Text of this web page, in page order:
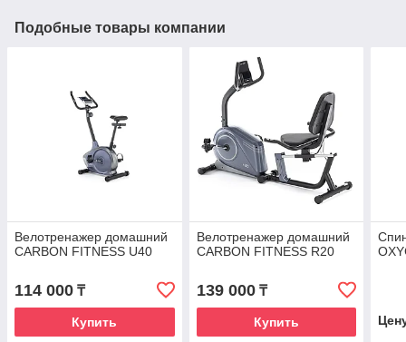
Подобные товары компании
Велотренажер домашний
CARBON FITNESS U40
114 000 ₸
Купить
Велотренажер домашний
CARBON FITNESS R20
139 000₸
Купить